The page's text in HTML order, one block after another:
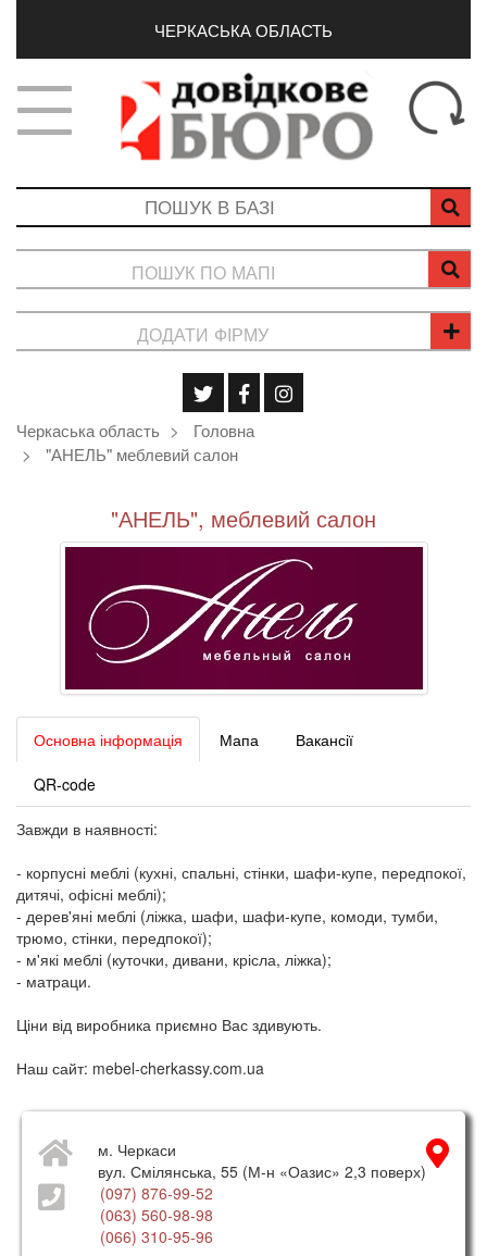
ЧЕРКАСЬКА ОБЛАСТЬ
ПОШУК ПО МАПІ
ДОДАТИ ФІРМУ
Черкаська область
Головна
"АНЕЛЬ" меблевий салон
"АНЕЛЬ", меблевий салон
Основна інформація Мапа Вакансії
QR-code
Завжди в наявності:
- корпусні меблі (кухні, спальні, стінки, шафи-купе, передпокої,
дитячі, офісні меблі);
- дерев'яні меблі (ліжка, шафи, шафи-купе, комоди, тумби,
трюмо, стінки, передпокої);
- м'які меблі (куточки, дивани, крісла, ліжка);
- матраци.
Ціни від виробника приємно Вас здивують.
Наш сайт: mebel-cherkassy.com.ua
м. Черкаси
вул. Смілянська, 55 (М-н «Оазис» 2,3 поверх)
(097) 876-99-52
(063) 560-98-98
(066) 310-95-96